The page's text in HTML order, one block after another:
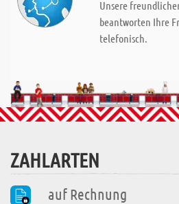
Unsere
beantworten Ihre
telefonisch.
ZAHLARTEN
auf Rechnung